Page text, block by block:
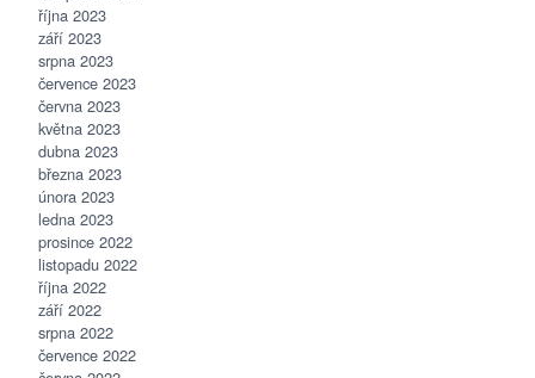
října 2023
září 2023
srpna 2023
července 2023
června 2023
května 2023
dubna 2023
března 2023
února 2023
ledna 2023
prosince 2022
listopadu 2022
října 2022
září 2022
srpna 2022
července 2022